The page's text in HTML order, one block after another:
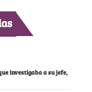
investigaba a su jefe,